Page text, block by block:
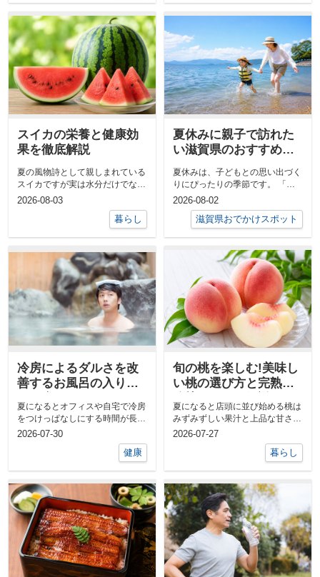
スイカの栄養と健康効
果を徹底解説
夏の風物詩として親しまれている
スイカですが実は水分だけでなく
体にうれしい栄養素を豊富に含ん
2026-08-03
暮らし
夏休みに親子で訪れた
い滋賀県のおすすめス
遊びが満喫できる人気
スポット7選
夏休みは、子どもとの思い出づく
りにぴったりの季節です。 「せ
っかくなら近場で楽しみたい」
「自然にも...
2026-08-02
滋賀県おでかけスポット
冷房によるダルさを改
善するお風呂の入り方|
る方法
夏になるとオフィスや自宅で冷房
をつけっぱなしにする時間が長く
なり体がだるい、頭が重いなんと
2026-07-30
健康
旬の桃を楽しむ!美味し
い桃の選び方と完熟・
夏になると店頭に並び始める桃は
みずみずしい果汁と上品な甘さで
多くの人に愛されている果物で
2026-07-27
暮らし